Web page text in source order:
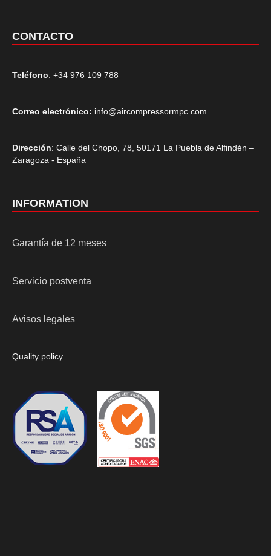
CONTACTO
Teléfono: +34 976 109 788
Correo electrónico: info@aircompressormpc.com
Dirección: Calle del Chopo, 78, 50171 La Puebla de Alfindén –
Zaragoza - España
INFORMATION
Garantía de 12 meses
Servicio postventa
Avisos legales
Quality policy